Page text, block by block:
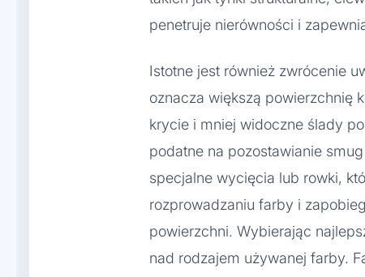
penetruje nierówności i
Istotne jest również zwrócenie
oznacza większą powierzchnię
krycie i mniej widoczne ślady
podatne na pozostawianie
specjalne wycięcia lub rowki,
rozprowadzaniu farby i
powierzchni. Wybierając
nad rodzajem używanej farby.